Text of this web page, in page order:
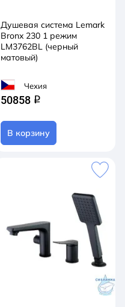
Душевая система Lemark
Bronx 230 1 режим
LM3762BL (черный
матовый)
Чехия
50858 q
В корзину